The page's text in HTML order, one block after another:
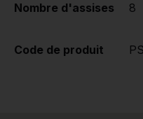
Nombre d'assises
Code de produit
8